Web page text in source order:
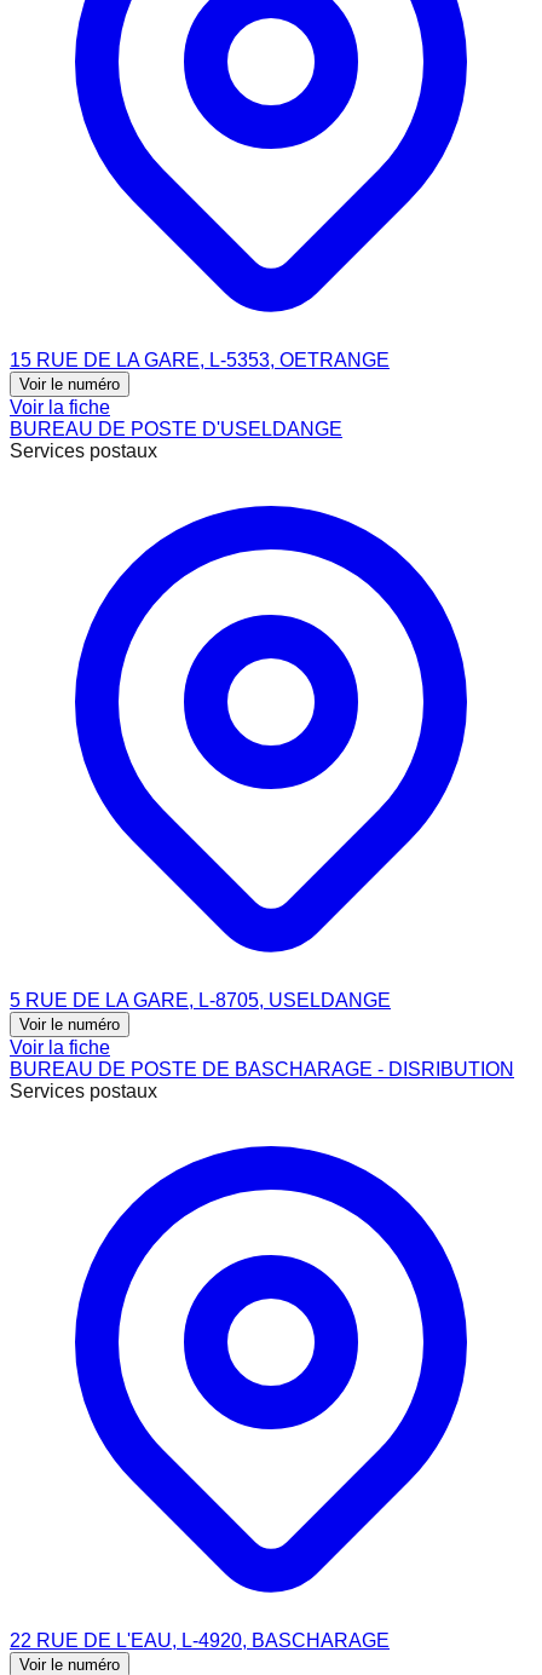
15 RUE DE LA GARE, L-5353, OETRANGE
Voir le numéro
Voir la fiche
BUREAU DE POSTE D'USELDANGE
Services postaux
5 RUE DE LA GARE, L-8705, USELDANGE
Voir le numéro
Voir la fiche
BUREAU DE POSTE DE BASCHARAGE - DISRIBUTION
Services postaux
22 RUE DE L'EAU, L-4920, BASCHARAGE
Voir le numéro